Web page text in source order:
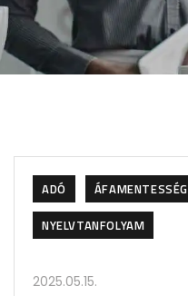
ADÓ ÁFAMENTESSÉG
NYELVTANFOLYAM
2025.05.15.